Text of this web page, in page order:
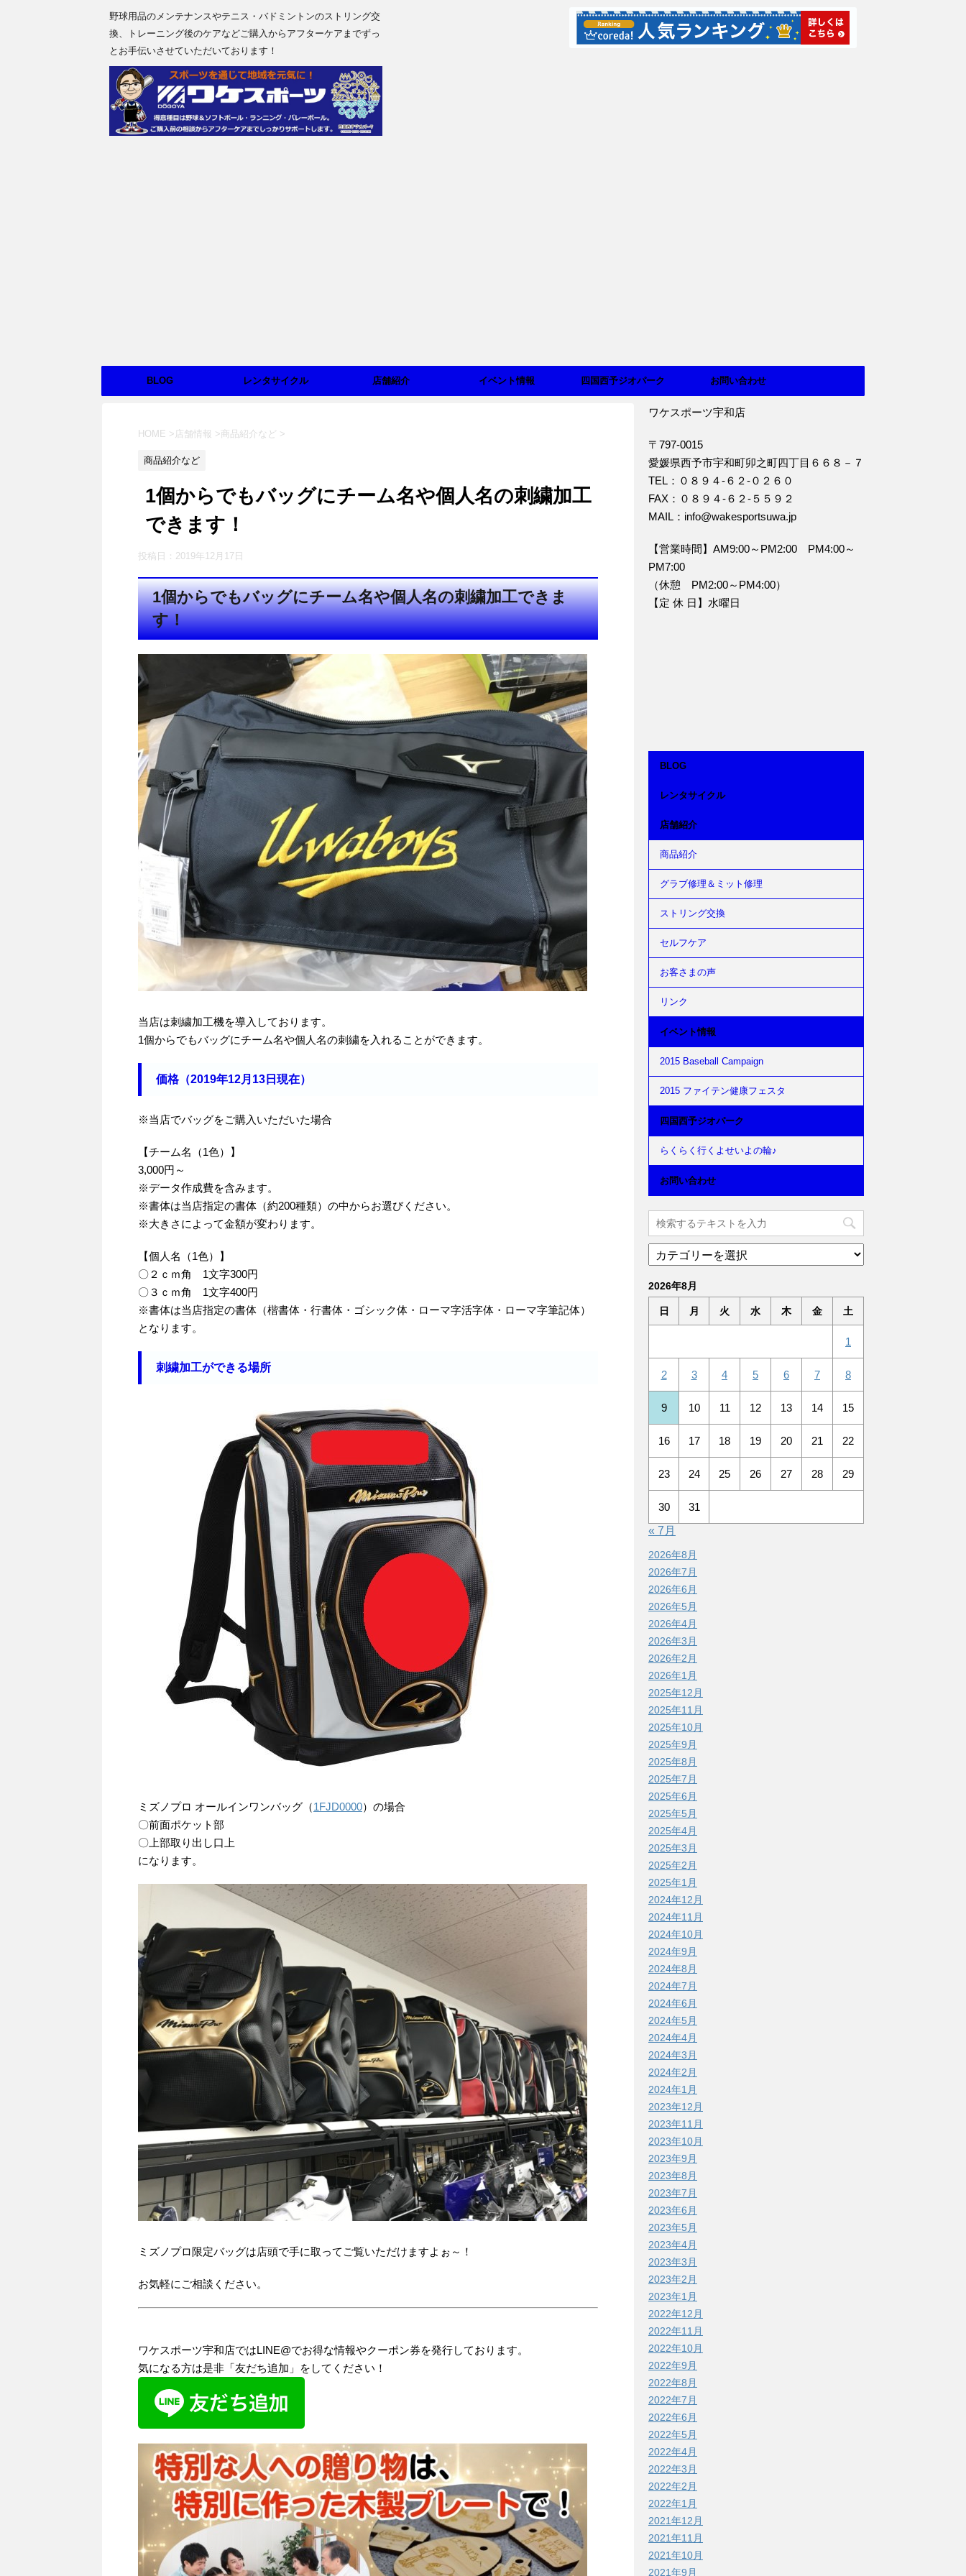
野球用品のメンテナンスやテニス・バドミントンのストリング交
換、トレーニング後のケアなどご購入からアフターケアまでずっ
とお手伝いさせていただいております！
BLOG レンタサイクル 店舗紹介 イベント情報 四国西予ジオパーク お問い合わせ
HOME > 店舗情報 >商品紹介など >
商品紹介など
1個からでもバッグにチーム名や個人名の刺繍加工
できます！
投稿日： 2019年12月17日
1個からでもバッグにチーム名や個人名の刺繍加工できま
す！
当店は刺繍加工機を導入しております。
1個からでもバッグにチーム名や個人名の刺繍を入れることができます。
価格（2019年12月13日現在）
※当店でバッグをご購入いただいた場合
【チーム名（1色）】
3,000円～
※データ作成費を含みます。
※書体は当店指定の書体（約200種類）の中からお選びください。
※大きさによって金額が変わります。
【個人名（1色）】
〇２ｃｍ角 1文字300円
〇３ｃｍ角 1文字400円
※書体は当店指定の書体（楷書体・行書体・ゴシック体・ローマ字活字体・ローマ字筆記体）
となります。
刺繍加工ができる場所
ミズノプロ オールインワンバッグ（1FJD0000）の場合
〇前面ポケット部
〇上部取り出し口上
になります。
ミズノプロ限定バッグは店頭で手に取ってご覧いただけますよぉ～！
お気軽にご相談ください。
ワケスポーツ宇和店ではLINE@でお得な情報やクーポン券を発行しております。
気になる方は是非「友だち追加」をしてください！
ワケスポーツ宇和店
〒797-0015
愛媛県西予市宇和町卯之町四丁目６６８－７
TEL：０８９４‐６２‐０２６０
FAX：０８９４‐６２‐５５９２
MAIL：info@wakesportsuwa.jp
【営業時間】AM9:00～PM2:00 PM4:00～
PM7:00
（休憩 PM2:00～PM4:00）
【定 休 日】水曜日
BLOG
レンタサイクル
店舗紹介
商品紹介
グラブ修理＆ミット修理
ストリング交換
セルフケア
お客さまの声
リンク
イベント情報
2015 Baseball Campaign
2015 ファイテン健康フェスタ
四国西予ジオパーク
らくらく行くよせいよの輪♪
お問い合わせ
2026年8月
日 月 火 水 木 金 土
1
2 3 4 5 6 7 8
9 10 11 12 13 14 15
16 17 18 19 20 21 22
23 24 25 26 27 28 29
30
31
« 7月
2026年8月
2026年7月
2026年6月
2026年5月
2026年4月
2026年3月
2026年2月
2026年1月
2025年12月
2025年11月
2025年10月
2025年9月
2025年8月
2025年7月
2025年6月
2025年5月
2025年4月
2025年3月
2025年2月
2025年1月
2024年12月
2024年11月
2024年10月
2024年9月
2024年8月
2024年7月
2024年6月
2024年5月
2024年4月
2024年3月
2024年2月
2024年1月
2023年12月
2023年11月
2023年10月
2023年9月
2023年8月
2023年7月
2023年6月
2023年5月
2023年4月
2023年3月
2023年2月
2023年1月
2022年12月
2022年11月
2022年10月
2022年9月
2022年8月
2022年7月
2022年6月
2022年5月
2022年4月
2022年3月
2022年2月
2022年1月
2021年12月
2021年11月
2021年10月
2021年9月